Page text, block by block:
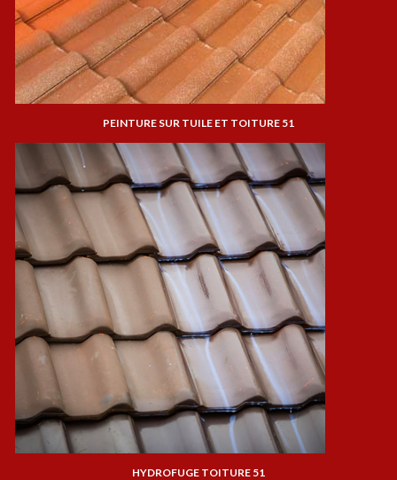
PEINTURE SUR TUILE ET TOITURE 51
HYDROFUGE TOITURE 51